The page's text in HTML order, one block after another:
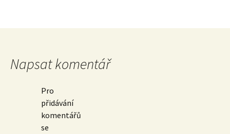
Napsat komentář
Pro
přidávání
komentářů
se